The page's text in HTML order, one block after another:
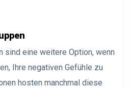
sind eine weitere Option, wenn
Ihre negativen Gefühle zu
hosten manchmal diese